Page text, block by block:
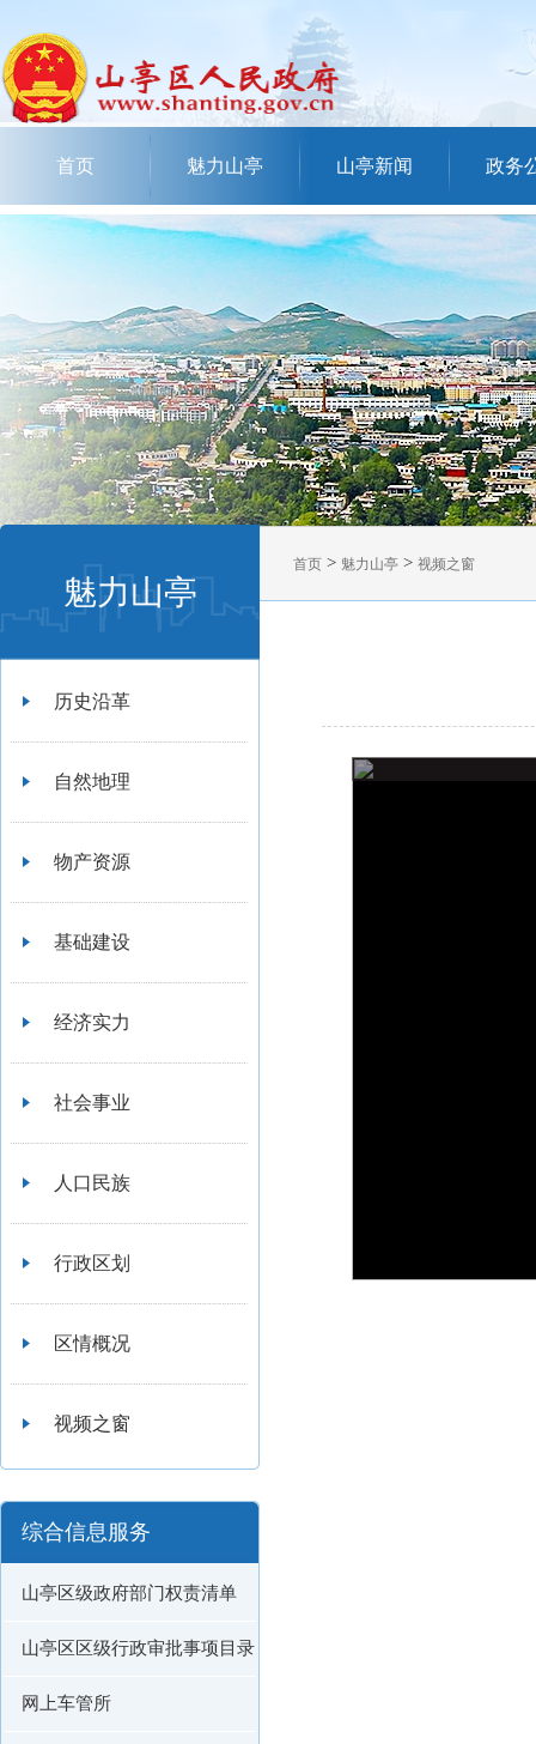
首页 魅力山亭 山亭新闻 政务
魅力山亭
历史沿革
自然地理
物产资源
基础建设
经济实力
社会事业
人口民族
行政区划
区情概况
视频之窗
综合信息服务
山亭区级政府部门权责清单
山亭区区级行政审批事项目录
网上车管所
首页 > 魅力山亭 > 视频之窗